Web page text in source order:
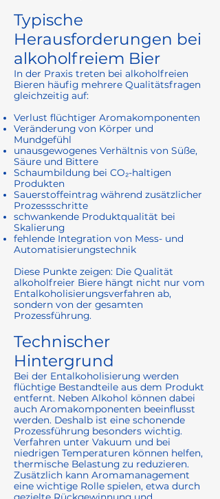
Typische
Herausforderungen bei
alkoholfreiem Bier
In der Praxis treten bei alkoholfreien
Bieren häufig mehrere Qualitätsfragen
gleichzeitig auf:
Verlust flüchtiger Aromakomponenten
Veränderung von Körper und
Mundgefühl
unausgewogenes Verhältnis von Süße,
Säure und Bittere
Schaumbildung bei CO₂-haltigen
Produkten
Sauerstoffeintrag während zusätzlicher
Prozessschritte
schwankende Produktqualität bei
Skalierung
fehlende Integration von Mess- und
Automatisierungstechnik
Diese Punkte zeigen: Die Qualität
alkoholfreier Biere hängt nicht nur vom
Entalkoholisierungsverfahren ab,
sondern von der gesamten
Prozessführung.
Technischer
Hintergrund
Bei der Entalkoholisierung werden
flüchtige Bestandteile aus dem Produkt
entfernt. Neben Alkohol können dabei
auch Aromakomponenten beeinflusst
werden. Deshalb ist eine schonende
Prozessführung besonders wichtig.
Verfahren unter Vakuum und bei
niedrigen Temperaturen können helfen,
thermische Belastung zu reduzieren.
Zusätzlich kann Aromamanagement
eine wichtige Rolle spielen, etwa durch